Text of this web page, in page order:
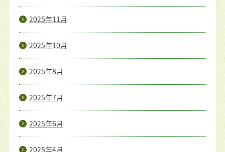
2025年11月
2025年10月
2025年8月
2025年7月
2025年6月
2025年4月